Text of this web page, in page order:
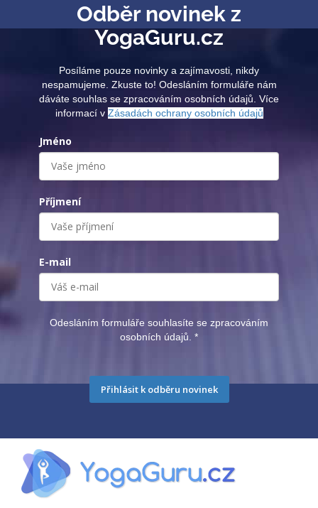
Odběr novinek z
YogaGuru.cz
Posíláme pouze novinky a zajímavosti, nikdy
nespamujeme. Zkuste to! Odesláním formuláře nám
dáváte souhlas se zpracováním osobních údajů. Více
informací v Zásadách ochrany osobních údajů
Jméno
Příjmení
E-mail
Odesláním formuláře souhlasíte se zpracováním
osobních údajů. *
Přihlásit k odběru novinek